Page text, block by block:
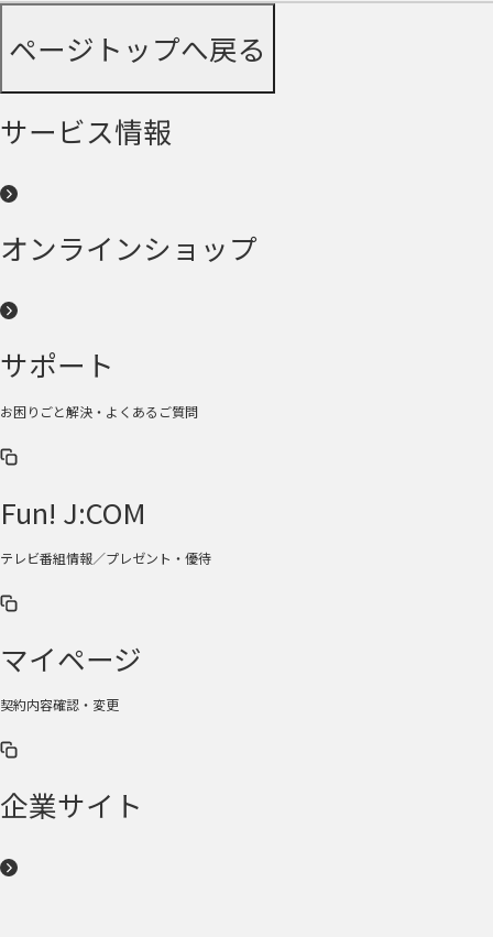
ページトップへ戻る
サービス情報
オンラインショップ
サポート
お困りごと解決・よくあるご質問
Fun! J:COM
テレビ番組情報／プレゼント・優待
マイページ
契約内容確認・変更
企業サイト